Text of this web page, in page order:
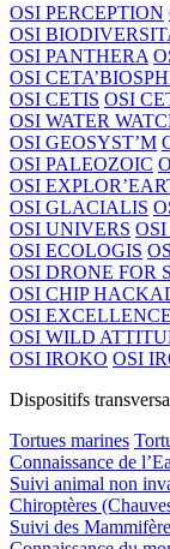
OSI PERCEPTION
OSI
OSI PANTHERA
OSI
OSI CETIS OSI
OSI WATER
OSI GEOSYST’M
OSI PALEOZOIC
OSI
OSI GLACIALIS
OSI UNIVERS
OSI ECOLOGIS
OSI DRONE FOR
OSI CHIP
OSI EXCELLENCE
OSI WILD
OSI IROKO OSI
Dispositifs
Tortues marines
Connaissance de
Suivi animal non
Chiroptères
Suivi des